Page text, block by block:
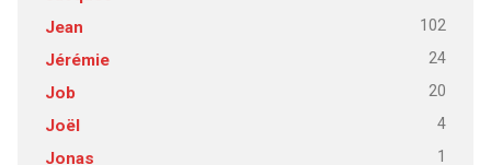
Jean 102
Jérémie 24
Job 20
Joël 4
Jonas 1